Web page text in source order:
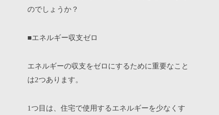
のでしょうか？
■エネルギー収支ゼロ
エネルギーの収支をゼロにするために重要なこと
は2つあります。
1つ目は、住宅で使用するエネルギーを少なくす